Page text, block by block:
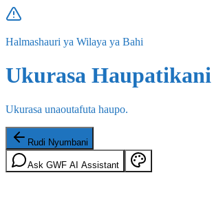
Halmashauri ya Wilaya ya Bahi
Ukurasa Haupatikani
Ukurasa unaoutafuta haupo.
Rudi Nyumbani
Ask GWF AI Assistant